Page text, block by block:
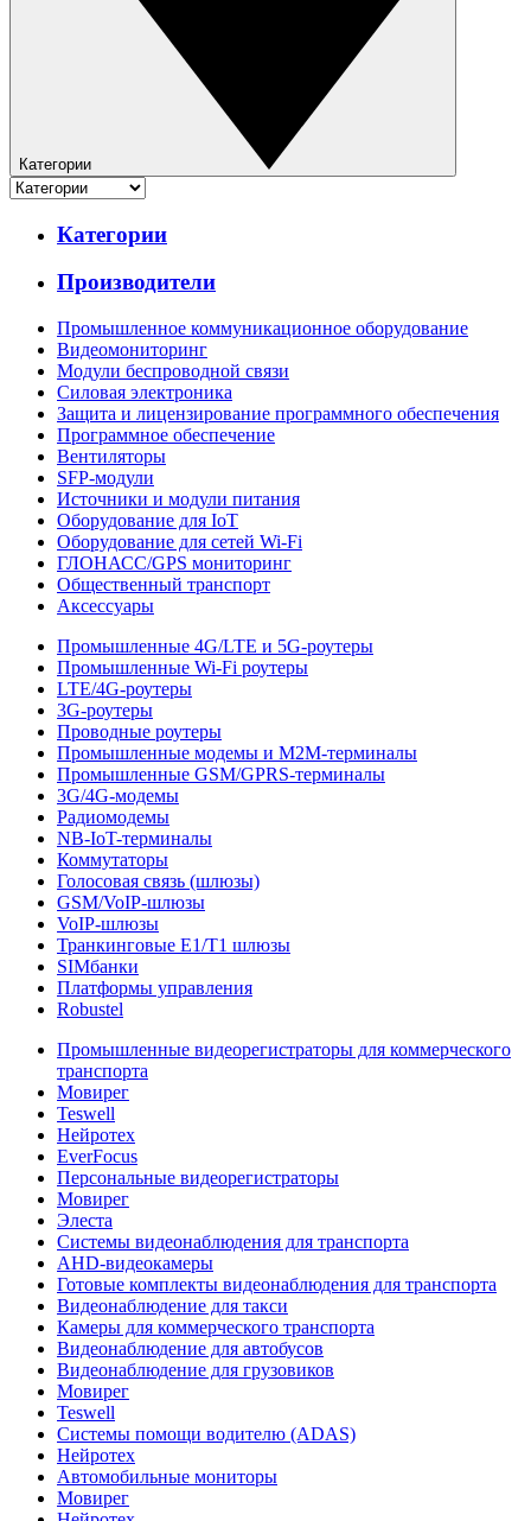
Категории
Категории
Производители
Промышленное коммуникационное оборудование
Видеомониторинг
Модули беспроводной связи
Силовая электроника
Защита и лицензирование программного обеспечения
Программное обеспечение
Вентиляторы
SFP-модули
Источники и модули питания
Оборудование для IoT
Оборудование для сетей Wi-Fi
ГЛОНАСС/GPS мониторинг
Общественный транспорт
Аксессуары
Промышленные 4G/LTE и 5G-роутеры
Промышленные Wi-Fi роутеры
LTE/4G-роутеры
3G-роутеры
Проводные роутеры
Промышленные модемы и M2M-терминалы
Промышленные GSM/GPRS-терминалы
3G/4G-модемы
Радиомодемы
NB-IoT-терминалы
Коммутаторы
Голосовая связь (шлюзы)
GSM/VoIP-шлюзы
VoIP-шлюзы
Транкинговые E1/T1 шлюзы
SIMбанки
Платформы управления
Robustel
Промышленные видеорегистраторы для коммерческого
транспорта
Мовирег
Teswell
Нейротех
EverFocus
Персональные видеорегистраторы
Мовирег
Элеста
Системы видеонаблюдения для транспорта
AHD-видеокамеры
Готовые комплекты видеонаблюдения для транспорта
Видеонаблюдение для такси
Камеры для коммерческого транспорта
Видеонаблюдение для автобусов
Видеонаблюдение для грузовиков
Мовирег
Teswell
Системы помощи водителю (ADAS)
Нейротех
Автомобильные мониторы
Мовирег